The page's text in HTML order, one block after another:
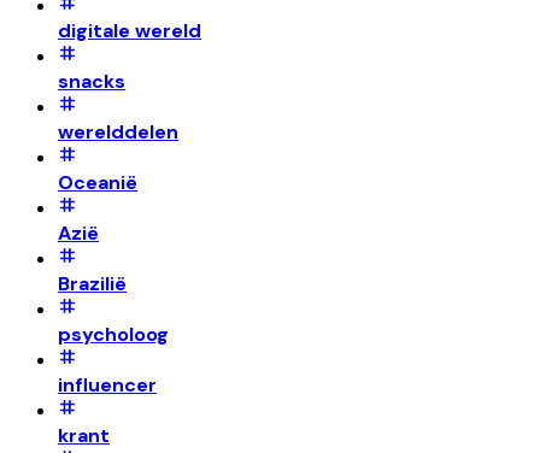
digitale wereld
snacks
werelddelen
Oceanië
Azië
Brazilië
psycholoog
influencer
krant